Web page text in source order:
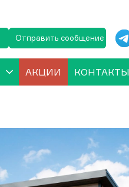
Отправить сообщение
АКЦИИ КОНТАКТЫ